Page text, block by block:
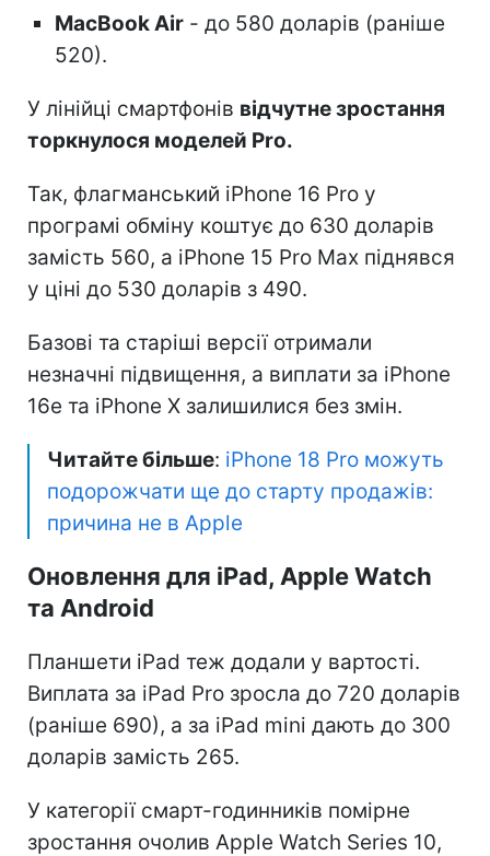
MacBook Air - до 580 доларів (раніше
520).
У лінійці смартфонів відчутне зростання
торкнулося моделей Pro.
Так, флагманський iPhone 16 Pro у
програмі обміну коштує до 630 доларів
замість 560, а iPhone 15 Pro Max піднявся
у ціні до 530 доларів з 490.
Базові та старіші версії отримали
незначні підвищення, а виплати за iPhone
16e та iPhone X залишилися без змін.
Читайте більше: iPhone 18 Pro можуть
подорожчати ще до старту продажів:
причина не в Apple
Оновлення для iPad, Apple Watch
та Android
Планшети iPad теж додали у вартості.
Виплата за iPad Pro зросла до 720 доларів
(раніше 690), а за iPad mini дають до 300
доларів замість 265.
У категорії смарт-годинників помірне
зростання очолив Apple Watch Series 10,